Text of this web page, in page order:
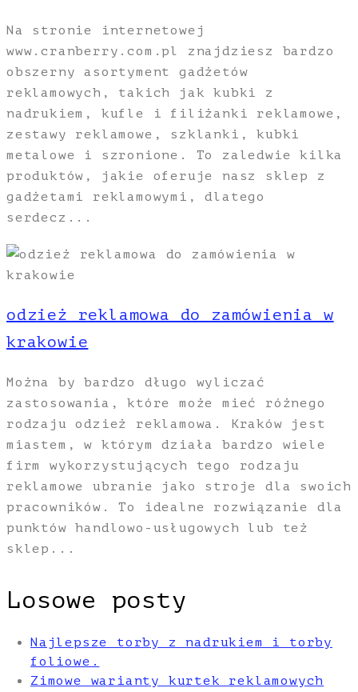
Na stronie internetowej
www.cranberry.com.pl znajdziesz bardzo
obszerny asortyment gadżetów
reklamowych, takich jak kubki z
nadrukiem, kufle i filiżanki reklamowe,
zestawy reklamowe, szklanki, kubki
metalowe i szronione. To zaledwie kilka
produktów, jakie oferuje nasz sklep z
gadżetami reklamowymi, dlatego
serdecz...
odzież reklamowa do zamówienia w
krakowie
Można by bardzo długo wyliczać
zastosowania, które może mieć różnego
rodzaju odzież reklamowa. Kraków jest
miastem, w którym działa bardzo wiele
firm wykorzystujących tego rodzaju
reklamowe ubranie jako stroje dla swoich
pracowników. To idealne rozwiązanie dla
punktów handlowo-usługowych lub też
sklep...
Losowe posty
Najlepsze torby z nadrukiem i torby
foliowe.
Zimowe warianty kurtek reklamowych